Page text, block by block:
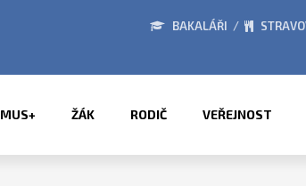
PŘÍMĚSTSKÉ TÁBORY 2026BAKALÁŘI
ŽÁK RODIČ VEŘEJNOST